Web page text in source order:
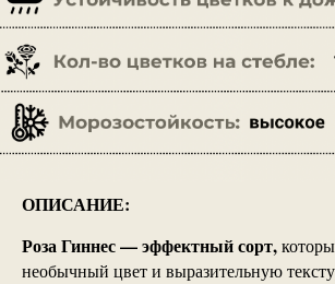
ОПИСАНИЕ:
Роза Гиннес — эффектный сорт,
необычный цвет и выразительную